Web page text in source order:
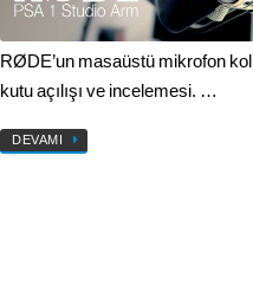
RØDE’un masaüstü mikrofon
kutu açılışı ve incelemesi. …
DEVAMI